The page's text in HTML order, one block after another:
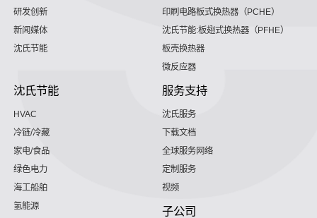
研发创新
新闻媒体
沈氏节能
印刷电路板式换热器（PCHE）
沈氏节能:板翅式换热器（PFHE）
板壳换热器
微反应器
沈氏节能
HVAC
冷链/冷藏
家电/食品
绿色电力
海工船舶
氢能源
服务支持
沈氏服务
下载文档
全球服务网络
定制服务
视频
子公司